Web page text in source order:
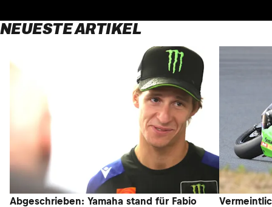
NEUESTE ARTIKEL
Abgeschrieben: Yamaha stand für Fabio